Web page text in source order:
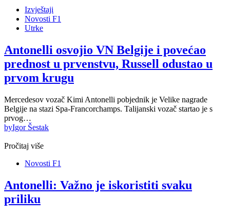
Izvještaji
Novosti F1
Utrke
Antonelli osvojio VN Belgije i povećao
prednost u prvenstvu, Russell odustao u
prvom krugu
Mercedesov vozač Kimi Antonelli pobjednik je Velike nagrade
Belgije na stazi Spa-Francorchamps. Talijanski vozač startao je s
prvog…
byIgor Šestak
Pročitaj više
Novosti F1
Antonelli: Važno je iskoristiti svaku
priliku